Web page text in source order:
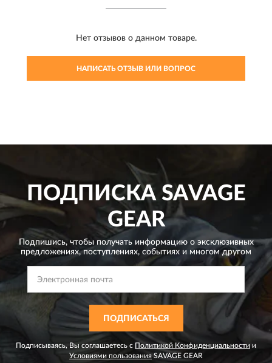
Нет отзывов о данном товаре.
НАПИСАТЬ ОТЗЫВ ИЛИ ВОПРОС
ПОДПИСКАSAVAGE
GEAR
Подпишись, чтобы получать информацию о эксклюзивных
предложениях,поступлениях, событиях и многом другом
ПОДПИСАТЬСЯ
Подписываясь, Вы соглашаетесь с Политикой Конфиденциальности и
Условиями пользованияSAVAGE GEAR